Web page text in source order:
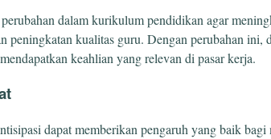
dalam kurikulum pendidikan agar
peningkatan kualitas guru. Dengan perubahan ini,
keahlian yang relevan di pasar kerja.
dapat memberikan pengaruh yang baik bagi